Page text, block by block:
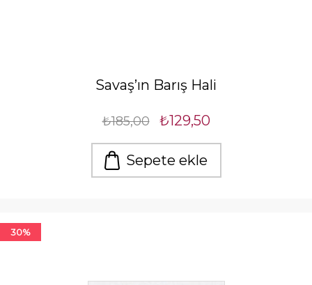
Savaş’ın Barış Hali
₺185,00 ₺129,50
Sepete ekle
30%